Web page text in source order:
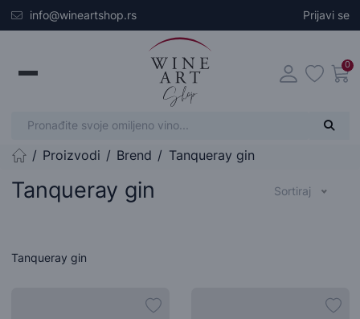
Skip to main content
info@wineartshop.rs Prijavi se
0
Početna stranica
Proizvodi Brend Tanqueray gin
Tanqueray gin Sortiraj
Tanqueray gin